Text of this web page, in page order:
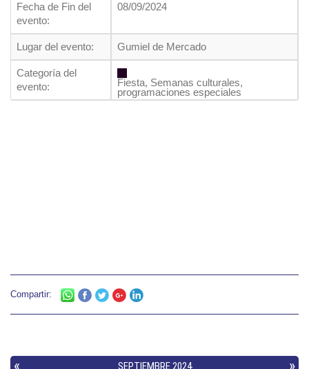
Fecha de Fin del
evento:
08/09/2024
Lugar del evento: Gumiel de Mercado
Categoría del
evento:
Fiesta, Semanas culturales,
programaciones especiales
Compartir: